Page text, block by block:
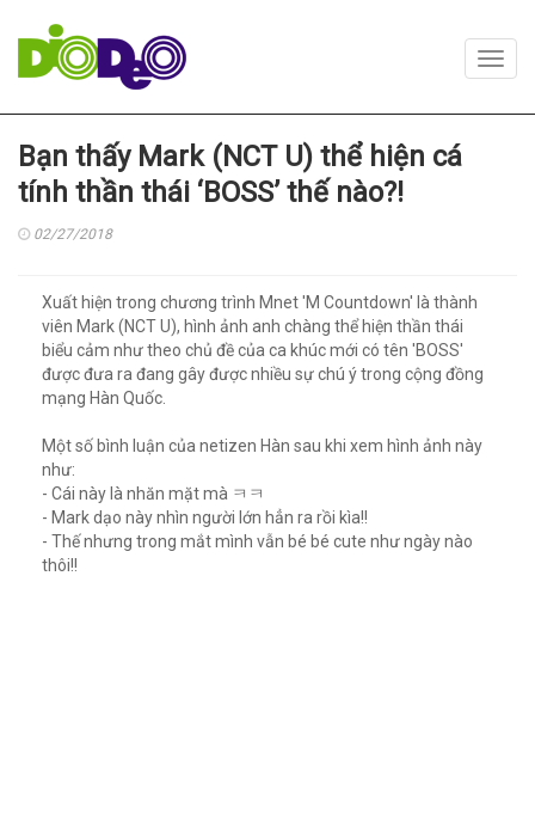
Bạn thấy Mark (NCT U) thể hiện cá
tính thần thái ‘BOSS’ thế nào?!
02/27/2018
Xuất hiện trong chương trình Mnet 'M Countdown' là thành
viên Mark (NCT U), hình ảnh anh chàng thể hiện thần thái
biểu cảm như theo chủ đề của ca khúc mới có tên 'BOSS'
được đưa ra đang gây được nhiều sự chú ý trong cộng đồng
mạng Hàn Quốc.
Một số bình luận của netizen Hàn sau khi xem hình ảnh này
như:
- Cái này là nhăn mặt mà ㅋㅋ
- Mark dạo này nhìn người lớn hẳn ra rồi kìa!!
- Thế nhưng trong mắt mình vẫn bé bé cute như ngày nào
thôi!!